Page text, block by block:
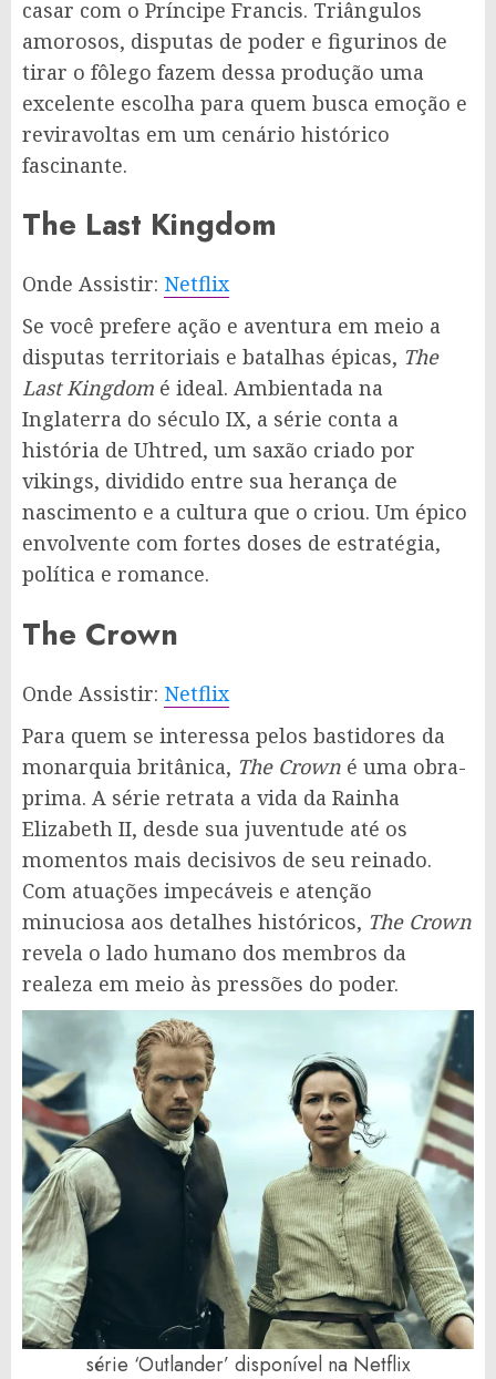
casar com o Príncipe Francis. Triângulos
amorosos, disputas de poder e figurinos de
tirar o fôlego fazem dessa produção uma
excelente escolha para quem busca emoção e
reviravoltas em um cenário histórico
fascinante.
The Last Kingdom
Onde Assistir: Netflix
Se você prefere ação e aventura em meio a
disputas territoriais e batalhas épicas, The
Last Kingdom é ideal. Ambientada na
Inglaterra do século IX, a série conta a
história de Uhtred, um saxão criado por
vikings, dividido entre sua herança de
nascimento e a cultura que o criou. Um épico
envolvente com fortes doses de estratégia,
política e romance.
The Crown
Onde Assistir: Netflix
Para quem se interessa pelos bastidores da
monarquia britânica, The Crown é uma obra-
prima. A série retrata a vida da Rainha
Elizabeth II, desde sua juventude até os
momentos mais decisivos de seu reinado.
Com atuações impecáveis e atenção
minuciosa aos detalhes históricos, The Crown
revela o lado humano dos membros da
realeza em meio às pressões do poder.
série ‘Outlander’ disponível na Netflix